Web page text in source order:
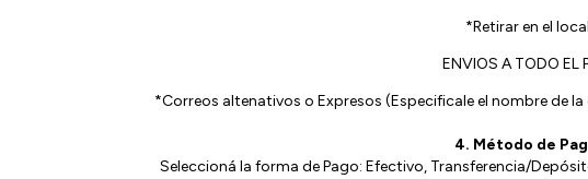
*Retirar en el local
ENVIOS A TODO EL
*Correos altenativos o Expresos (Especificale el nombre de
4. Método de
Seleccioná la forma de Pago: Efectivo, Transferencia/